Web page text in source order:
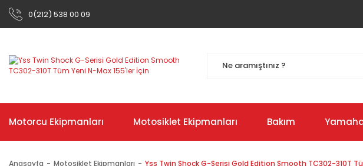
0(212) 538 00 09
Motorcu Ekipmanları Motosiklet Ekipmanları Bakım
Anasayfa Motosiklet Ekipmanları Yss Twin Shock G-Serisi Gold Edition Smooth TC302-310T